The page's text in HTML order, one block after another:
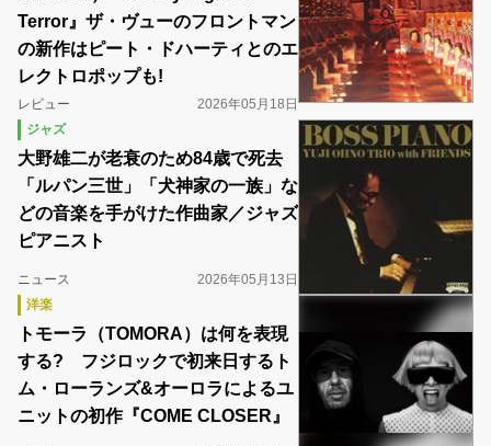
Terror』ザ・ヴューのフロントマン
の新作はピート・ドハーティとのエ
レクトロポップも!
レビュー
2026年05月18日
ジャズ
大野雄二が老衰のため84歳で死去
「ルパン三世」「犬神家の一族」な
どの音楽を手がけた作曲家／ジャズ
ピアニスト
ニュース
2026年05月13日
洋楽
トモーラ（TOMORA）は何を表現
する? フジロックで初来日するト
ム・ローランズ&オーロラによるユ
ニットの初作『COME CLOSER』